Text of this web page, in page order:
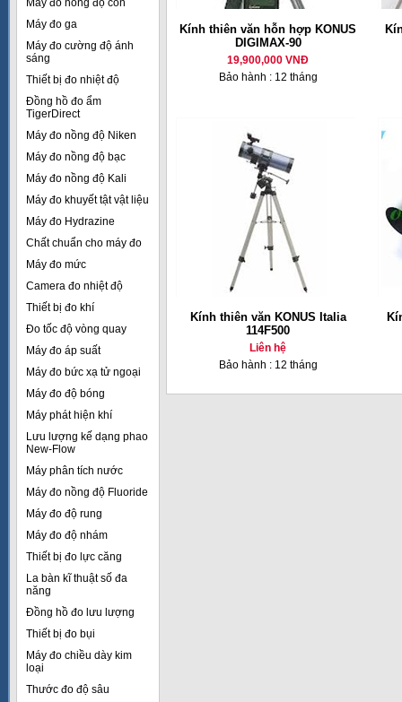
Máy đo nồng độ cồn
Máy đo ga
Máy đo cường độ ánh
sáng
Thiết bị đo nhiệt độ
Đồng hồ đo ẩm
TigerDirect
Máy đo nồng độ Niken
Máy đo nồng độ bạc
Máy đo nồng độ Kali
Máy đo khuyết tật vật liệu
Máy đo Hydrazine
Chất chuẩn cho máy đo
Máy đo mức
Camera đo nhiệt độ
Thiết bị đo khí
Đo tốc độ vòng quay
Máy đo áp suất
Máy đo bức xạ tử ngoại
Máy đo độ bóng
Máy phát hiện khí
Lưu lượng kế dạng phao
New-Flow
Máy phân tích nước
Máy đo nồng độ Fluoride
Máy đo độ rung
Máy đo độ nhám
Thiết bị đo lực căng
La bàn kĩ thuật số đa
năng
Đồng hồ đo lưu lượng
Thiết bị đo bụi
Máy đo chiều dày kim
loại
Thước đo độ sâu
Kính thiên văn hỗn hợp KONUS
DIGIMAX-90
19,900,000 VNĐ
Bảo hành : 12 tháng
Kính thiên văn KONUS Italia
114F500
Liên hệ
Bảo hành : 12 tháng